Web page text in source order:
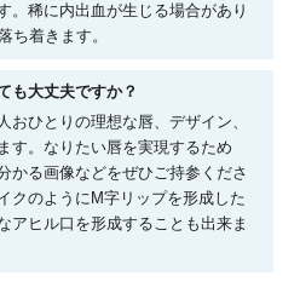
。稀に内出血が生じる場合があり
ち着きます。
も大丈夫ですか？
おひとりの理想な唇、デザイン、
す。なりたい唇を実現するため
かる画像などをぜひご持参くださ
クのようにM字リップを形成した
アヒル口を形成することも出来ま